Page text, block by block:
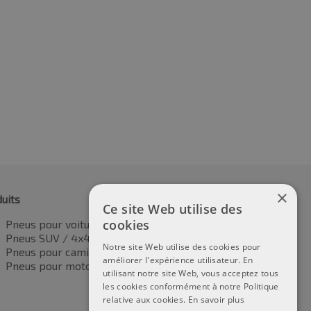
112/110R
Pneus pour voitures
Pneus SUV / 4x4
Pneus pour camionnettes
Pneus pour motos
×
Ce site Web utilise des
cookies
Notre site Web utilise des cookies pour
améliorer l'expérience utilisateur. En
utilisant notre site Web, vous acceptez tous
les cookies conformément à notre Politique
relative aux cookies. En savoir plus